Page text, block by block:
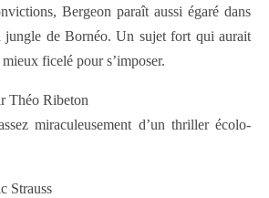
Bergeon paraît aussi égaré dans
jungle de Bornéo. Un sujet fort qui aurait
ficelé pour s’imposer.
Théo Ribeton
miraculeusement d’un thriller écolo-
Strauss